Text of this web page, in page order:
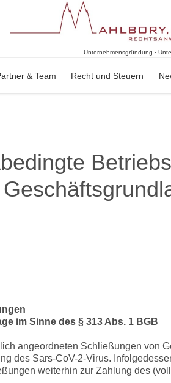
Unternehmensgründung ·
& Team Recht und Steuern
im Sinne des § 313 Abs. 1 BGB
angeordneten Schließungen von
des Sars-CoV-2-Virus.
weiterhin zur Zahlung des